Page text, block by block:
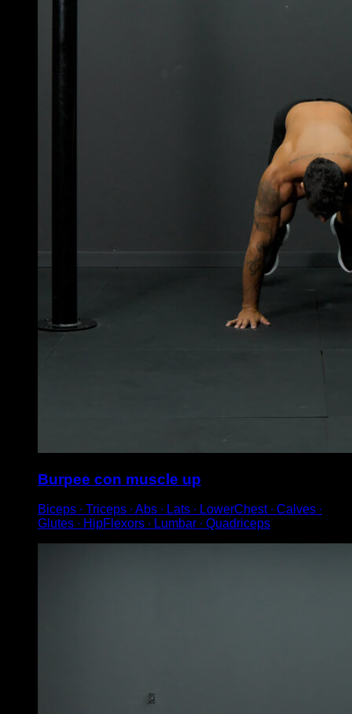
Burpee con muscle up
Biceps ∙ Triceps ∙ Abs ∙ Lats ∙ LowerChest ∙ Calves ∙
Glutes ∙ HipFlexors ∙ Lumbar ∙ Quadriceps